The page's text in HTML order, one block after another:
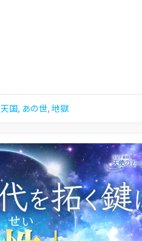
天国, あの世, 地獄